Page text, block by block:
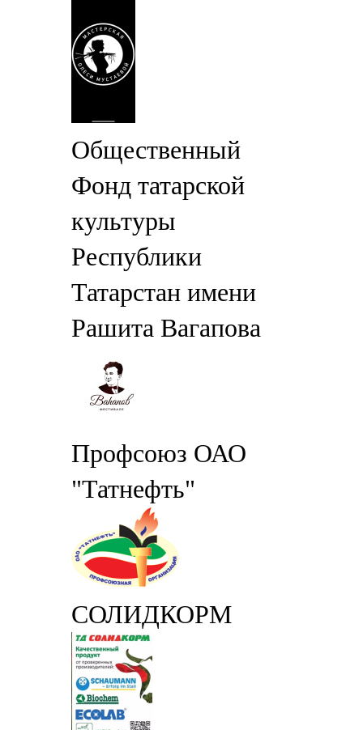
Общественный
Фонд татарской
культуры
Республики
Татарстан имени
Рашита Вагапова
Профсоюз ОАО
"Татнефть"
СОЛИДКОРМ